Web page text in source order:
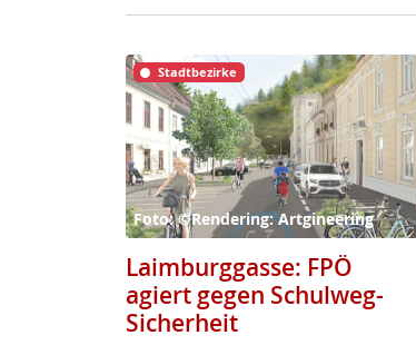
Stadtbezirke
Foto: ©Rendering: Artgineering
Laimburggasse: FPÖ
agiert gegen Schulweg-
Sicherheit